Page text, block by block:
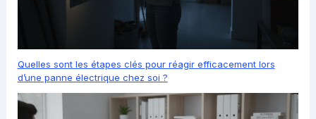
Quelles sont les étapes clés pour réagir efficacement lors
d’une panne électrique chez soi ?